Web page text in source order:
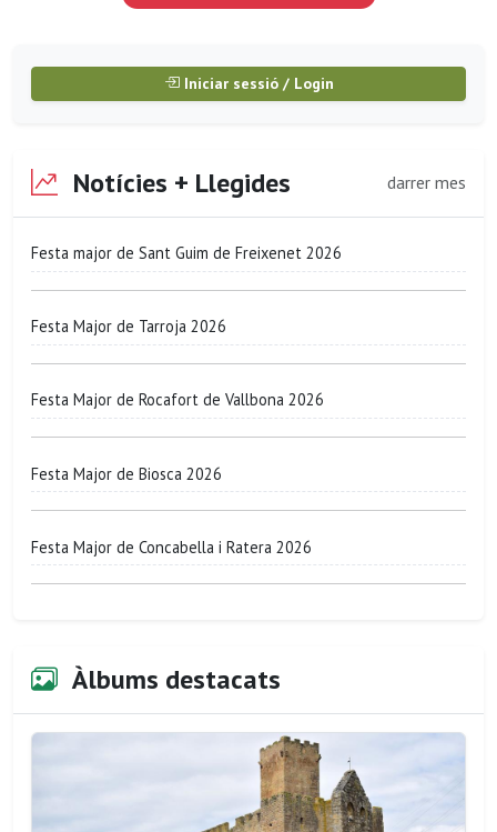
Iniciar sessió / Login
Notícies + Llegides darrer mes
Festa major de Sant Guim de Freixenet 2026
Festa Major de Tarroja 2026
Festa Major de Rocafort de Vallbona 2026
Festa Major de Biosca 2026
Festa Major de Concabella i Ratera 2026
Àlbums destacats